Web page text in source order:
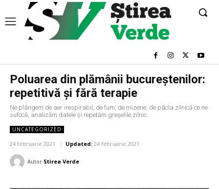
Poluarea din plămânii bucureștenilor:
repetitivă și fără terapie
Ne plângem de aer irespirabil, de fum, de mizerie, de pâcla zilnică ce ne
sufocă, analizăm datele și repetăm greșelile zilnic.
UNCATEGORIZED
24 februarie 2021 Updated: 24 februarie 2021
Autor Stirea Verde